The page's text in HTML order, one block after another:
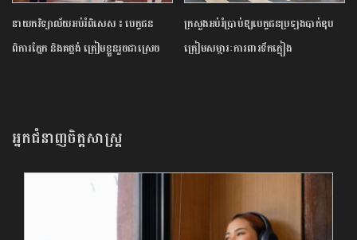
នាយក​វិទ្យាល័យ​អប់រំ​ពិសេស​ ​៖ ​បេក្ខជន​
ពិការ​ភ្នែក​ និង​គថ្លង់​ ត្រៀមខ្លួន​រួច​ជាស្រេច​
ក្រសួង​អប់រំ​ប្រាប់​ឱ្យ​បេក្ខជន​ប្រឡង​បាក់ឌុប​
ត្រៀម​សម្ភារៈ​ការពារ​ទឹកភ្លៀង​
អ្នកជំនាញចិត្តសាស្រ្ត